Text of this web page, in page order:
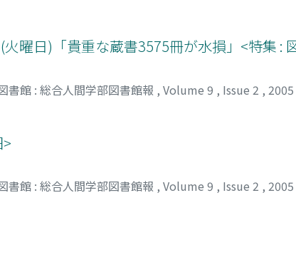
曜日)「貴重な蔵書3575冊が水損」<特集 :
書館 : 総合人間学部図書館報 , Volume 9 , Issue 2 , 2005
書館 : 総合人間学部図書館報 , Volume 9 , Issue 2 , 2005